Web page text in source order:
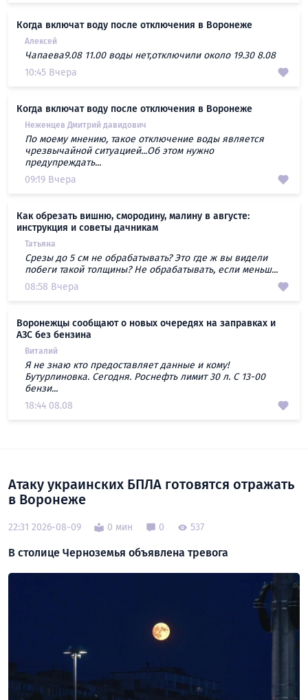
Когда включат воду после отключения в Воронеже
Алексей
Чапаева9.08 11.00 воды нет,отключили около 19.30 8.08
10:45 Вчера
Когда включат воду после отключения в Воронеже
Неженцев Дмитрий давидович
По моему мнению, такое отключение воды является
чрезвычайной ситуацией...Об этом нужно
предупреждать...
09:19 Вчера
Как обрезать вишню, смородину, малину в августе:
инструкция и советы дачникам
Татьяна
Срезы до 5 см не обрабатывать? Это где ж вы видели
побеги такой толщины? Не обрабатывать, если меньш...
08:58 Вчера
Воронежцы сообщают о новых очередях на заправках и
АЗС без бензина
Виталий
Я не знаю кто предоставляет данные и кому!
Бутурлиновка. Сегодня. Роснефть лимит 30 л. С 13-00
бензи...
18:44 08.08
Атаку украинских БПЛА готовятся отражать
в Воронеже
22:31 2026-08-09 0 мин 0 537
В столице Черноземья объявлена тревога